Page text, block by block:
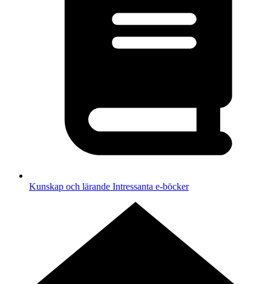
Kunskap och lärande Intressanta e-böcker